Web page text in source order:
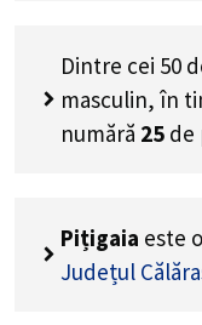
Dintre cei 50
masculin, în
numără 25 de
Pițigaia este
Județul